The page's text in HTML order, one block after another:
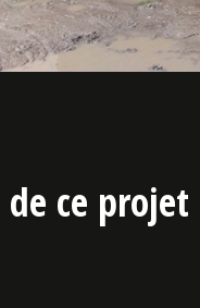
ce projet